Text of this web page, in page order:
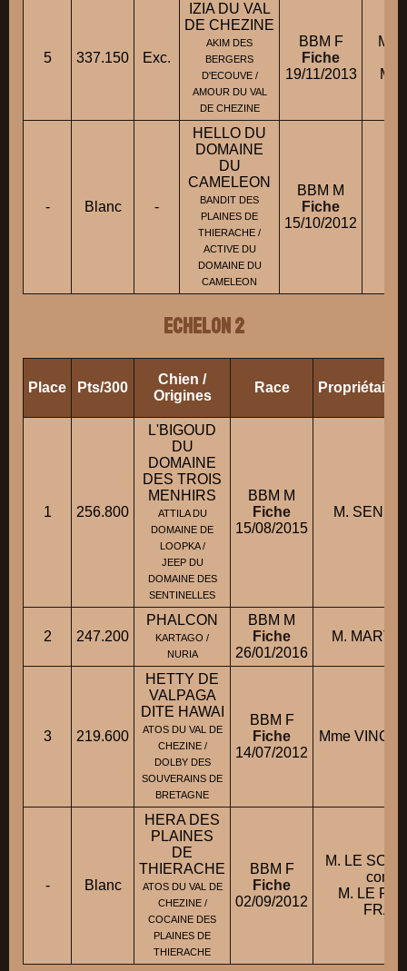
5 337.150 Exc.
IZIA DU VAL
DE CHEZINE
AKIM DES
BERGERS
D'ECOUVE /
AMOUR DU VAL
DE CHEZINE
BBM F
Fiche
19/11/2013
M.
- Blanc -
HELLO DU
DOMAINE
DU
CAMELEON
BANDIT DES
PLAINES DE
THIERACHE /
ACTIVE DU
DOMAINE DU
CAMELEON
BBM M
Fiche
15/10/2012
ECHELON 2
Place Pts/300
Chien /
Origines
Race
1 256.800
L'BIGOUD
DU
DOMAINE
DES TROIS
MENHIRS
ATTILA DU
DOMAINE DE
LOOPKA /
JEEP DU
DOMAINE DES
SENTINELLES
BBM M
Fiche
15/08/2015
M.
2 247.200
PHALCON
KARTAGO /
NURIA
BBM M
Fiche
26/01/2016
M.
3 219.600
HETTY DE
VALPAGA
DITE HAWAI
ATOS DU VAL DE
CHEZINE /
DOLBY DES
SOUVERAINS DE
BRETAGNE
BBM F
Fiche
14/07/2012
Mme
- Blanc
HERA DES
PLAINES
DE
THIERACHE
ATOS DU VAL DE
CHEZINE /
COCAINE DES
PLAINES DE
THIERACHE
BBM F
Fiche
02/09/2012
M. LE
M. LE